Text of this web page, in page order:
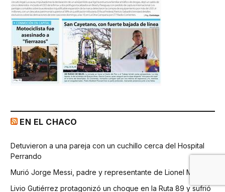
EN EL CHACO
Detuvieron a una pareja con un cuchillo cerca del Hospital
Perrando
Murió Jorge Messi, padre y representante de Lionel Messi
Livio Gutiérrez protagonizó un choque en la Ruta 89 y sufrió